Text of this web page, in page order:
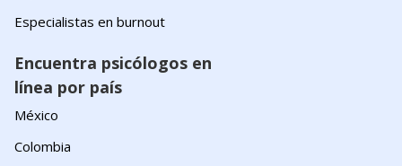
Especialistas en burnout
Encuentra psicólogos en
línea por país
México
Colombia